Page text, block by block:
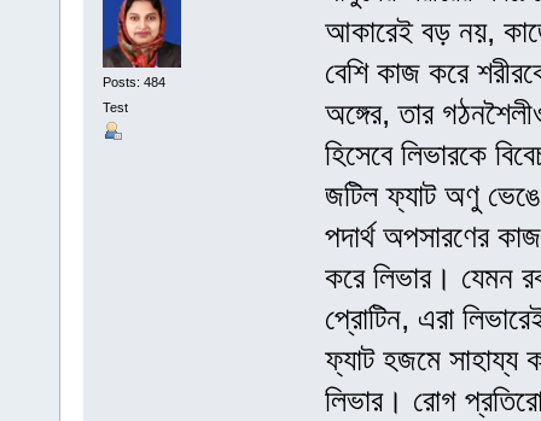
Posts: 484
Test
আকারেই বড় নয়,
বেশি কাজ করে
অঙ্গের, তার
হিসেবে লিভারকে
জটিল ফ্যাট অণু
পদার্থ অপসারণের
করে লিভার। যেমন
প্রোটিন, এরা
ফ্যাট হজমে
লিভার। রোগ